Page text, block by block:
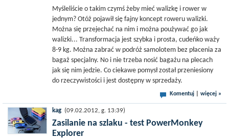
Myśleliście o takim czymś żeby mieć walizkę i rower w
jednym? Otóż pojawił się fajny koncept roweru walizki.
Można się przejechać na nim i można poużywać go jak
walizki... Transformacja jest szybka i prosta, cudeńko waży
8-9 kg. Można zabrać w podróż samolotem bez płacenia za
bagaż specjalny. No i nie trzeba nosić bagażu na plecach
jak się nim jedzie. Co ciekawe pomysł został przeniesiony
do rzeczywistości i jest dostępny w sprzedaży.
Komentuj więcej »
kag (09.02.2012, g. 13:39)
Zasilanie na szlaku - test PowerMonkey
Explorer